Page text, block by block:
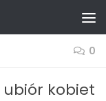
0
ubiór kobiet